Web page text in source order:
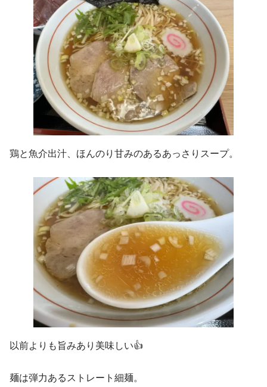
鶏と魚介出汁、ほんのり甘みのあるあっさりスープ。
以前よりも旨みあり美味しい👍
麺は弾力あるストレート細麺。